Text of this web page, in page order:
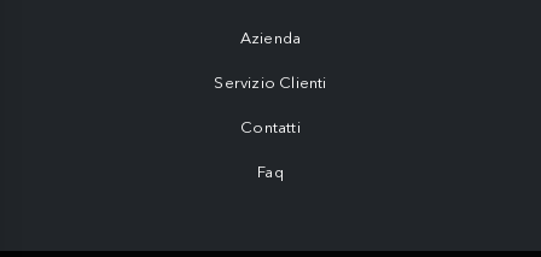
Azienda
Servizio Clienti
Contatti
Faq